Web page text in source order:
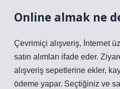
Online almak ne
Çevrimiçi alışveriş, İnternet
satın alımları ifade eder.
alışveriş sepetlerine ekler,
ödeme yapar. Seçtiğiniz ve